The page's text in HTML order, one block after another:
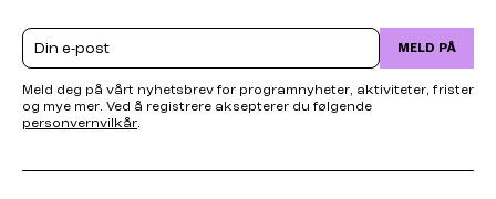
Email MELD PÅ
Meld deg på vårt nyhetsbrev for programnyheter, aktiviteter, frister
og mye mer. Ved å registrere aksepterer du følgende
personvernvilkår.